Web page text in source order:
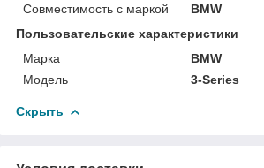
Совместимость с маркой
BMW
Пользовательские характеристики
Марка
BMW
Модель
3-Series
Скрыть